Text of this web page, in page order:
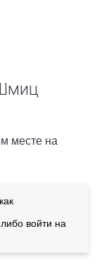
месте на
либо войти на